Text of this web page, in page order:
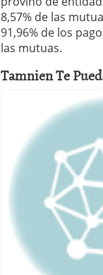
8,57% de las
91,96% de los
las mutuas.
Tamnien Te